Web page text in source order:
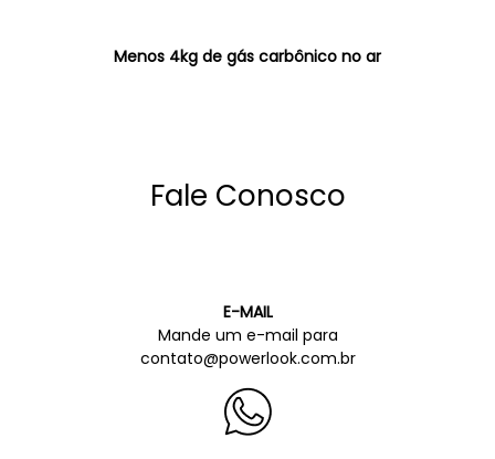
Menos 4kg de gás carbônico no ar
Fale Conosco
E-MAIL
Mande um e-mail para
contato@powerlook.com.br